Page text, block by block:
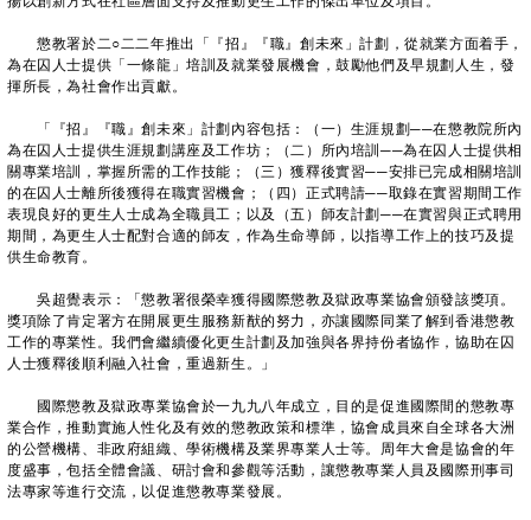
懲教署於二○二二年推出「『招』『職』創未來」計劃，從就業方面着手，
為在囚人士提供「一條龍」培訓及就業發展機會，鼓勵他們及早規劃人生，發
揮所長，為社會作出貢獻。
「『招』『職』創未來」計劃內容包括：（一）生涯規劃──在懲教院所內
為在囚人士提供生涯規劃講座及工作坊；（二）所內培訓──為在囚人士提供相
關專業培訓，掌握所需的工作技能；（三）獲釋後實習──安排已完成相關培訓
的在囚人士離所後獲得在職實習機會；（四）正式聘請──取錄在實習期間工作
表現良好的更生人士成為全職員工；以及（五）師友計劃──在實習與正式聘用
期間，為更生人士配對合適的師友，作為生命導師，以指導工作上的技巧及提
供生命教育。
吳超覺表示：「懲教署很榮幸獲得國際懲教及獄政專業協會頒發該獎項。
獎項除了肯定署方在開展更生服務新猷的努力，亦讓國際同業了解到香港懲教
工作的專業性。我們會繼續優化更生計劃及加強與各界持份者協作，協助在囚
人士獲釋後順利融入社會，重過新生。」
國際懲教及獄政專業協會於一九九八年成立，目的是促進國際間的懲教專
業合作，推動實施人性化及有效的懲教政策和標準，協會成員來自全球各大洲
的公營機構、非政府組織、學術機構及業界專業人士等。周年大會是協會的年
度盛事，包括全體會議、研討會和參觀等活動，讓懲教專業人員及國際刑事司
法專家等進行交流，以促進懲教專業發展。